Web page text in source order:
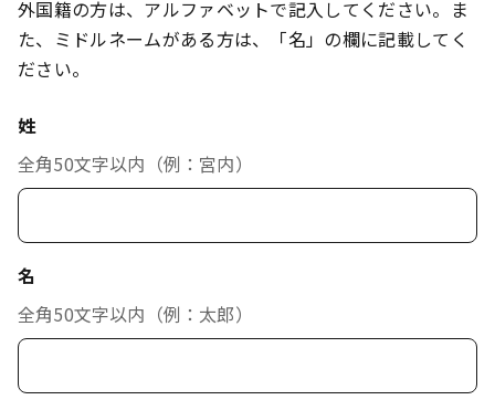
外国籍の方は、アルファベットで記入してください。ま
た、ミドルネームがある方は、「名」の欄に記載してく
ださい。
姓
全角50文字以内（例：宮内）
名
全角50文字以内（例：太郎）